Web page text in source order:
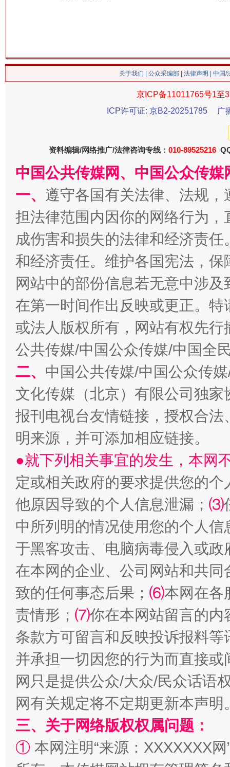
今
习近平的博鳌关键词
魏明亮
“刷贴”乱象丛生
生
揭批美国五大"原罪" "炒
解纷+调解+退费，一次搞定
关于我们 公众采编部 法律声明 | 中国
京ICP备11011765号1至
ICP许可证: 京B2-20251785
广
资料编辑/网络推广/法律咨询专线： 010-89525216
中国公共传媒网、中国公众传
一、 遵守各国有关法律、法规
担法律范围内因你的网络行为
成伤害和损失的法律和经济责
和经济责任。维护各国宪法，
网站中的部份信息若无意中涉
在第一时间作出反映或更正。
或法人版权所有，网站有权先
公共传媒/中国公众传媒/中国全
二、 中国公共传媒/中国公众传
文化传媒（北京）有限公司独
报刊电视台友情链接，授权合
明来源，并可添加相应链接。
●就下列相关事宜的发生，本网
定或相关政府的要求提供您的个
他原因导致的个人信息泄漏； ⑶
中所列明的情况使用您的个人
于黑客攻击、电脑病毒侵入或
在本网的企业、公司网站和共
致的任何事态后果； ⑹本网在各
责情形； ⑺你在本网站留言的内
条款方可留言和反映投诉报料
并承担一切因您的行为而直接
网只是提供公众/大众/民众话语
网有关规定将不定期更新本声明
三、关于网络版权权属问题：
① 本网注明“来源：XXXXXXX